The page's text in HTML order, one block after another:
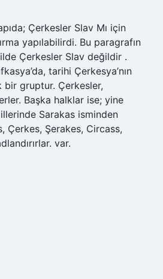
Çerkesler Slav Mı için
yapılabilirdi. Bu paragrafın
Çerkesler Slav değildir .
tarihi Çerkesya’nın
bir gruptur. Çerkesler,
Başka halklar ise; yine
Sarakas isminden
Çerkes, Şerakes, Circass,
var.